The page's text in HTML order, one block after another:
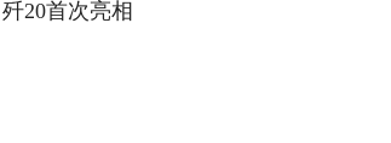
20首次亮相